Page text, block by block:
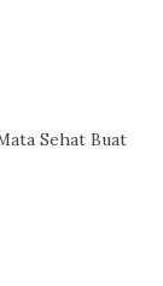
Sehat Buat